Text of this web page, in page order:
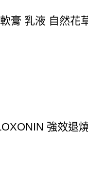
膏 乳液 自然
強效